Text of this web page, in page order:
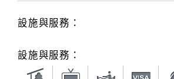
設施與服務：
設施與服務：